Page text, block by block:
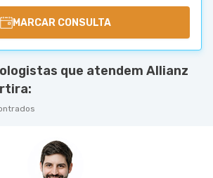
MARCAR CONSULTA
que atendem Allianz